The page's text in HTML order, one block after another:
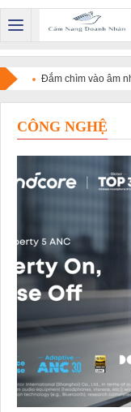
Đắm chìm vào âm
Metropole Hanoi
CÔNG NGHỆ